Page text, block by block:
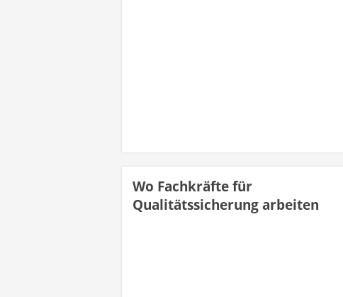
Wo Fachkräfte für
Qualitätssicherung arbeiten